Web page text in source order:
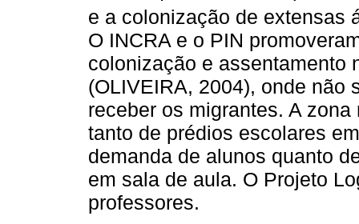
e a colonização de extensas
O INCRA e o PIN
colonização e assentamento
(OLIVEIRA, 2004), onde não
receber os migrantes. A
tanto de prédios escolares
demanda de alunos quanto
em sala de aula. O Projeto
professores.